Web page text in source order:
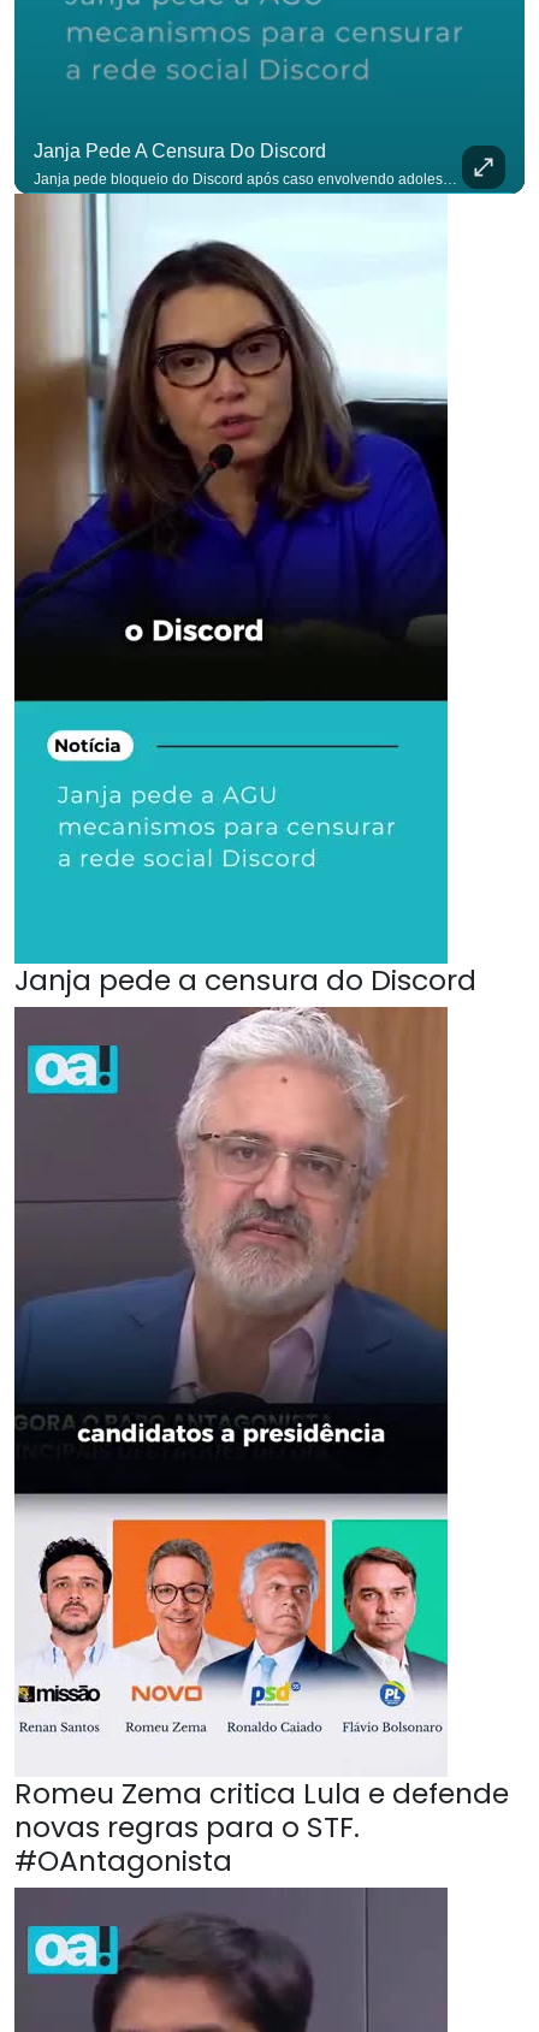
Janja Pede A Censura Do Discord
Janja pede a censura do Discord
Romeu Zema critica Lula e defende
novas regras para o STF.
#OAntagonista